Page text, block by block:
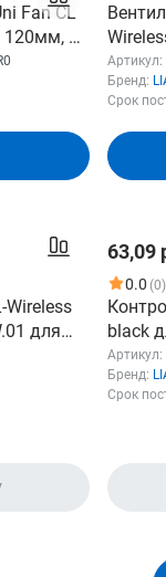
Fan CL
120мм, 4-
ARGB,
Артикул:
Бренд:
Срок
Wireless
для
63,09
0.0 (0)
black
Артикул:
Бренд:
Срок